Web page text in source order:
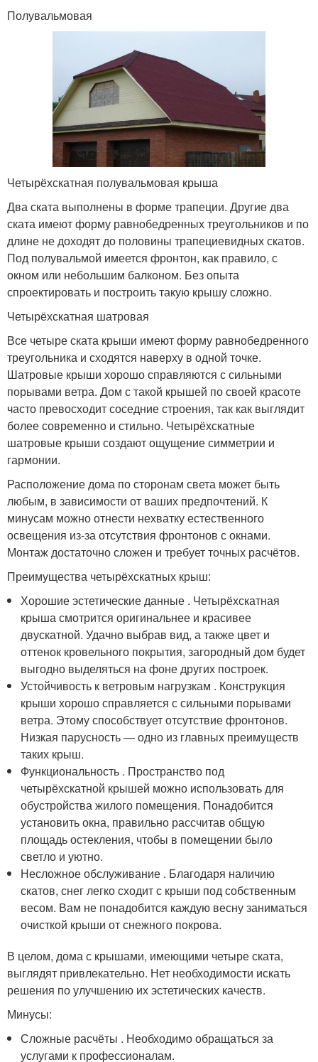
Полувальмовая
Четырёхскатная полувальмовая крыша
Два ската выполнены в форме трапеции. Другие два
ската имеют форму равнобедренных треугольников и по
длине не доходят до половины трапециевидных скатов.
Под полувальмой имеется фронтон, как правило, с
окном или небольшим балконом. Без опыта
спроектировать и построить такую крышу сложно.
Четырёхскатная шатровая
Все четыре ската крыши имеют форму равнобедренного
треугольника и сходятся наверху в одной точке.
Шатровые крыши хорошо справляются с сильными
порывами ветра. Дом с такой крышей по своей красоте
часто превосходит соседние строения, так как выглядит
более современно и стильно. Четырёхскатные
шатровые крыши создают ощущение симметрии и
гармонии.
Расположение дома по сторонам света может быть
любым, в зависимости от ваших предпочтений. К
минусам можно отнести нехватку естественного
освещения из-за отсутствия фронтонов с окнами.
Монтаж достаточно сложен и требует точных расчётов.
Преимущества четырёхскатных крыш:
Хорошие эстетические данные . Четырёхскатная
крыша смотрится оригинальнее и красивее
двускатной. Удачно выбрав вид, а также цвет и
оттенок кровельного покрытия, загородный дом будет
выгодно выделяться на фоне других построек.
Устойчивость к ветровым нагрузкам . Конструкция
крыши хорошо справляется с сильными порывами
ветра. Этому способствует отсутствие фронтонов.
Низкая парусность — одно из главных преимуществ
таких крыш.
Функциональность . Пространство под
четырёхскатной крышей можно использовать для
обустройства жилого помещения. Понадобится
установить окна, правильно рассчитав общую
площадь остекления, чтобы в помещении было
светло и уютно.
Несложное обслуживание . Благодаря наличию
скатов, снег легко сходит с крыши под собственным
весом. Вам не понадобится каждую весну заниматься
очисткой крыши от снежного покрова.
В целом, дома с крышами, имеющими четыре ската,
выглядят привлекательно. Нет необходимости искать
решения по улучшению их эстетических качеств.
Минусы:
Сложные расчёты . Необходимо обращаться за
услугами к профессионалам.